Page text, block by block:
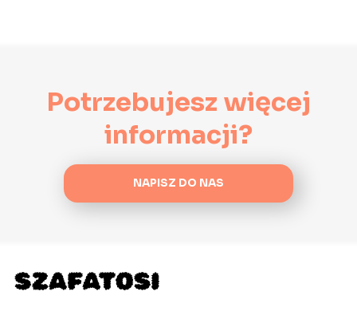
Potrzebujesz więcej
informacji?
NAPISZ DO NAS